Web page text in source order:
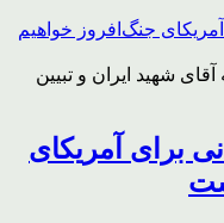
شهید ایران و تبیین
برای آمریکای